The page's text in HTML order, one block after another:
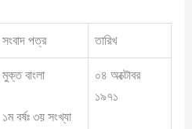
সংবাদ পত্র তারিখ
মুক্ত বাংলা
১ম বর্ষঃ ৩য় সংখ্যা
০৪ অক্টোবর
১৯৭১